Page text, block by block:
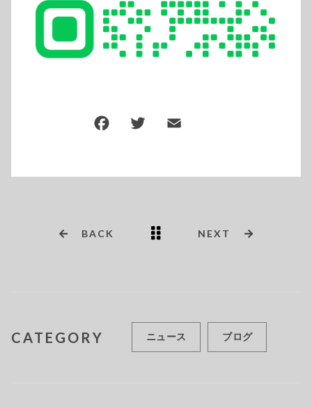
BACK NEXT
CATEGORY ニュース ブログ